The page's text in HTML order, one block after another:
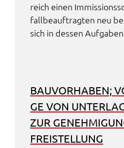
reich einen
fall­be­auf­trag­ten neu
sich in dessen
BAUVOR­HA­BEN;
GE VON
ZUR
FREI­STEL­LUNG